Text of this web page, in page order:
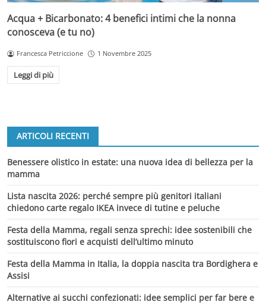
Acqua + Bicarbonato: 4 benefici intimi che la nonna
conosceva (e tu no)
Francesca Petriccione 1 Novembre 2025
Leggi di più
ARTICOLI RECENTI
Benessere olistico in estate: una nuova idea di bellezza per la
mamma
Lista nascita 2026: perché sempre più genitori italiani
chiedono carte regalo IKEA invece di tutine e peluche
Festa della Mamma, regali senza sprechi: idee sostenibili che
sostituiscono fiori e acquisti dell’ultimo minuto
Festa della Mamma in Italia, la doppia nascita tra Bordighera e
Assisi
Alternative ai succhi confezionati: idee semplici per far bere e